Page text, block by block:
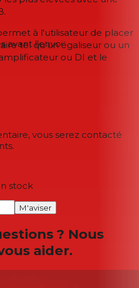
à l'utilisateur de placer
tel qu'un égaliseur ou un
ou DI et le
avant l'envoi
vous serez contacté
stock
M'aviser
? Nous
aider.